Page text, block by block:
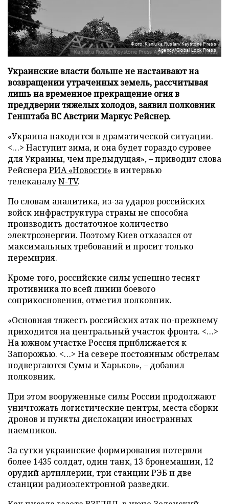
Фото: Kaniuka Ruslan/Keystone Press
Agency/Global Look Press
Украинские власти больше не настаивают на
возвращении утраченных земель, рассчитывая
лишь на временное прекращение огня в
преддверии тяжелых холодов, заявил полковник
Генштаба ВС Австрии Маркус Рейснер.
«Украина находится в драматической ситуации.
<…> Наступит зима, и она будет гораздо суровее
для Украины, чем предыдущая», – приводит слова
РейснераРИА «Новости» в интервью
телеканалуN-TV.
По словам аналитика, из-за ударов российских
войск инфраструктура страны не способна
производить достаточное количество
электроэнергии. Поэтому Киев отказался от
максимальных требований и просит только
перемирия.
Кроме того, российские силы успешно теснят
противника по всей линии боевого
соприкосновения, отметил полковник.
«Основная тяжесть российских атак по-прежнему
приходится на центральный участок фронта. <…>
На южном участке Россия приближается к
Запорожью. <…> На севере постоянным обстрелам
подвергаются Сумы и Харьков», – добавил
полковник.
При этом вооруженные силы России продолжают
уничтожать логистические центры, места сборки
дронов и пункты дислокации иностранных
наемников.
За сутки украинские формирования потеряли
более 1435 солдат, один танк, 13 бронемашин, 12
орудий артиллерии, три станции РЭБ и две
станции радиоэлектронной разведки.